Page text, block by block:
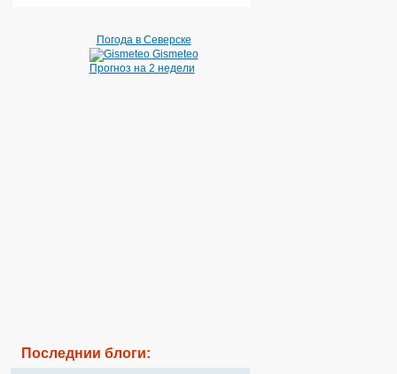
Погода в Северске
Gismeteo
Прогноз на 2 недели
Последнии блоги: